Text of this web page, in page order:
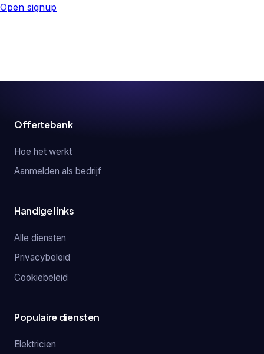
Open signup
Offertebank
Hoe het werkt
Aanmelden als bedrijf
Handige links
Alle diensten
Privacybeleid
Cookiebeleid
Populaire diensten
Elektricien